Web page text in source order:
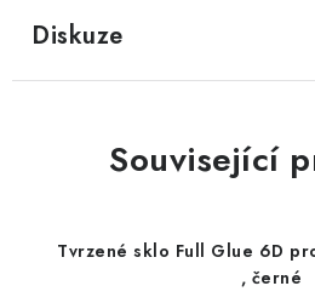
Diskuze
Související
Tvrzené sklo Full Glue 6D
, černé